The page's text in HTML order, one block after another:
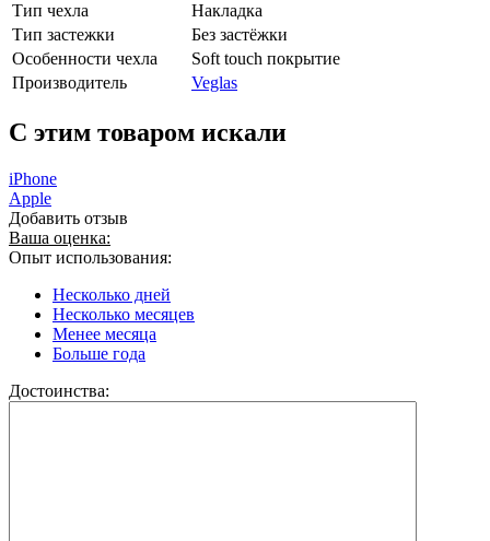
Тип чехла
Накладка
Тип застежки
Без застёжки
Особенности чехла
Soft touch покрытие
Производитель
Veglas
C этим товаром искали
iPhone
Apple
Добавить отзыв
Ваша оценка:
Опыт использования:
Несколько дней
Несколько месяцев
Менее месяца
Больше года
Достоинства: